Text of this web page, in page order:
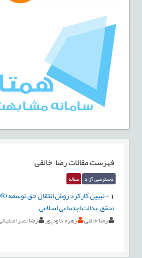
فهرست مقالاترضا خالقی
دسترسی آزاد مقاله
-
تحقق عدالت اجتماعی اسلامی
رضا خالقی زهره داودپور رضا نصر اصفهانی